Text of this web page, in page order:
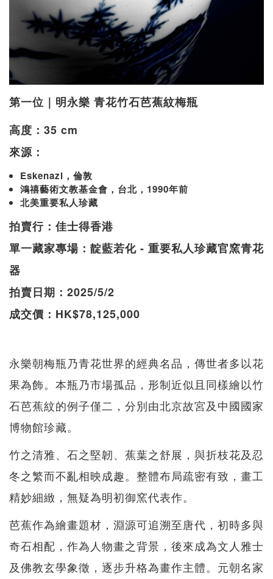
第一位｜明永樂 青花竹石芭蕉紋梅瓶
高度：35 cm
來源：
Eskenazi，倫敦
鴻禧藝術文教基金會，台北，1990年前
北美重要私人珍藏
拍賣行：佳士得香港
單一藏家專場：靛藍若化 - 重要私人珍藏官窯青花
器
拍賣日期：2025/5/2
成交價：HK$78,125,000
永樂朝梅瓶乃青花世界的經典名品，傳世者多以花
果為飾。本瓶乃市場孤品，形制近似且同樣繪以竹
石芭蕉紋的例子僅二，分別由北京故宮及中國國家
博物館珍藏。
竹之清雅、石之堅韌、蕉葉之舒展，與折枝花及忍
冬之繁而不亂相映成趣。整體布局疏密有致，畫工
精妙細緻，無疑為明初御窯代表作。
芭蕉作為繪畫題材，淵源可追溯至唐代，初時多與
奇石相配，作為人物畫之背景，後來成為文人雅士
及佛教玄學象徵，逐步升格為畫作主體。元朝名家